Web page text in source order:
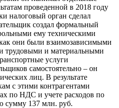
проведенной в 2018 году
налоговый орган сделал
создал формальный
ему техническими
они были взаимозависимыми
трудовыми и материальными
услуги
самостоятельно – он
лиц. В результате
с этими контрагентами
по НДС и учете расходов по
сумму 137 млн. руб.